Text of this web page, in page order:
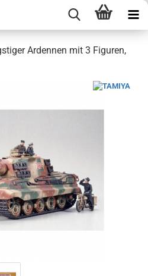
Ardennen mit 3 Figuren,